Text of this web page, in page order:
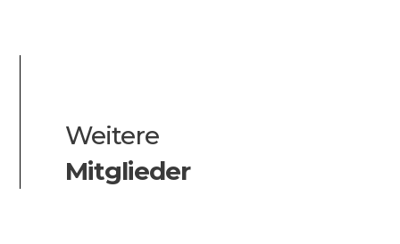
Weitere
Mitglieder